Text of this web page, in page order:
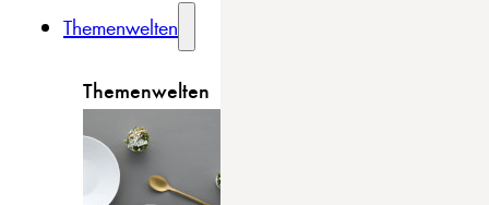
Themenwelten
Themenwelten